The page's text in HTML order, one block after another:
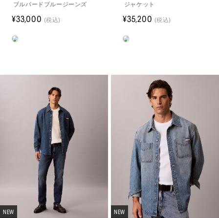
ブルバードブルージーンズ
¥33,000 (税込)
ジャケット
¥35,200 (税込)
NEW NEW